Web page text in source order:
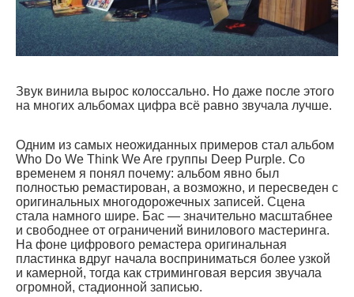
Звук винила вырос колоссально. Но даже после этого
на многих альбомах цифра всё равно звучала лучше.
Одним из самых неожиданных примеров стал альбом
Who Do We Think We Are группы Deep Purple. Со
временем я понял почему: альбом явно был
полностью ремастирован, а возможно, и пересведен с
оригинальных многодорожечных записей. Сцена
стала намного шире. Бас — значительно масштабнее
и свободнее от ограничений винилового мастеринга.
На фоне цифрового ремастера оригинальная
пластинка вдруг начала восприниматься более узкой
и камерной, тогда как стриминговая версия звучала
огромной, стадионной записью.